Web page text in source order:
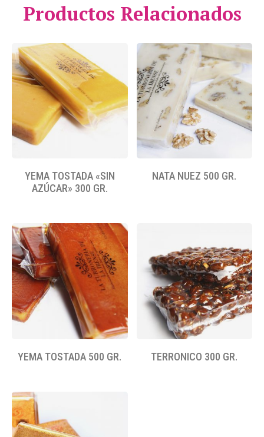
Productos Relacionados
YEMA TOSTADA «SIN
AZÚCAR» 300 GR.
NATA NUEZ 500 GR.
YEMA TOSTADA 500 GR. TERRONICO 300 GR.